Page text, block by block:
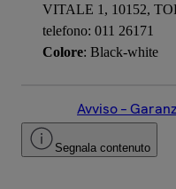
VITALE 1, 10152,
telefono: 011 26171
Colore: Black-white
Avviso –
Segnala contenuto